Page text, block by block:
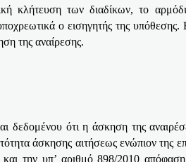
κλήτευση των διαδίκων, το
ο εισηγητής της
της αναίρεσης.
δεδομένου ότι η άσκηση της
άσκησης αιτήσεως ενώπιον
και την υπ’ αριθμό 898/2010